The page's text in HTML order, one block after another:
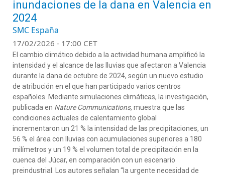
inundaciones de la dana en Valencia en
2024
SMC España
17/02/2026 - 17:00 CET
E l cambio climático debido a la actividad humana amplificó la
intensidad y el alcance de las lluvias que afectaron a Valencia
durante la dana de octubre de 2024, según un nuevo estudio
de atribución en el que han participado varios centros
españoles Mediante simu laciones climáticas, la investigación,
publicada en Nature Communications,muestra que las
condiciones actuales de calentamiento global
incrementaron un 21 % la intensidad de las precipitaciones, un
56 % el área con lluvias con acumulaciones superiores a 180
milímetros y un 19 % el volumen total de precipitación en la
cuenca del Júcar, en comparación con un escenario
preindustrial.
Los autores señalan “la urgente necesidad de